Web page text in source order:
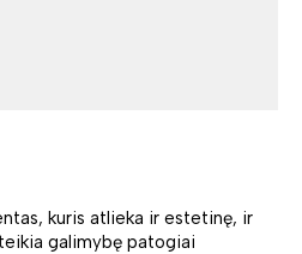
kuris atlieka ir estetinę, ir
galimybę patogiai